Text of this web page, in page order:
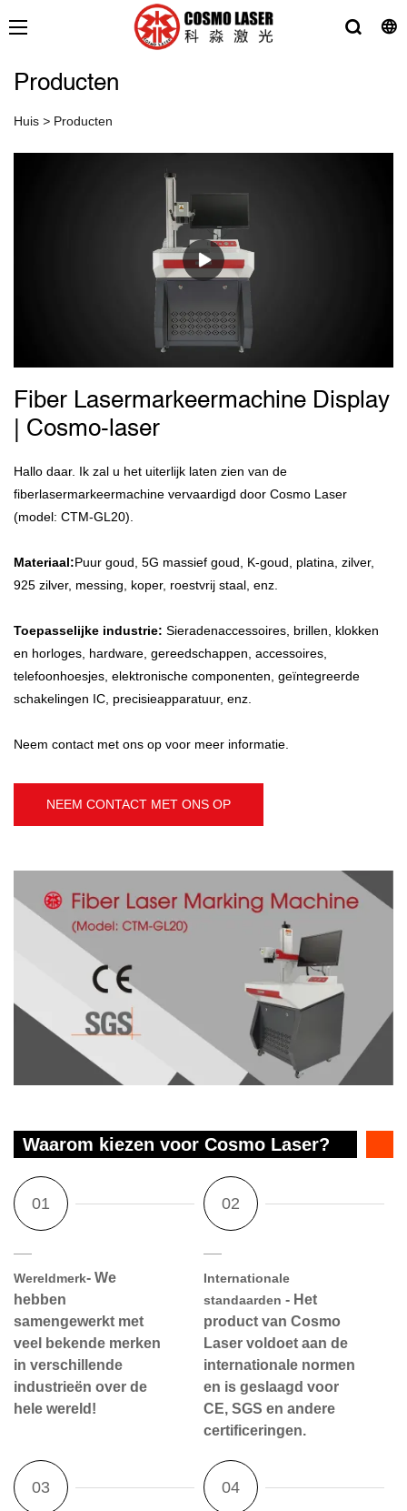
Producten
Huis > Producten
Fiber Lasermarkeermachine Display
| Cosmo-laser
Hallo daar. Ik zal u het uiterlijk laten zien van de
fiberlasermarkeermachine vervaardigd door Cosmo Laser
(model: CTM-GL20).
Materiaal:Puur goud, 5G massief goud, K-goud, platina, zilver,
925 zilver, messing, koper, roestvrij staal, enz.
Toepasselijke industrie: Sieradenaccessoires, brillen, klokken
en horloges, hardware, gereedschappen, accessoires,
telefoonhoesjes, elektronische componenten, geïntegreerde
schakelingen IC, precisieapparatuur, enz.
Neem contact met ons op voor meer informatie.
NEEM CONTACT MET ONS OP
Waarom kiezen voor Cosmo Laser?
Wereldmerk- We
hebben
samengewerkt met
veel bekende merken
in verschillende
industrieën over de
hele wereld!
Internationale
standaarden - Het
product van Cosmo
Laser voldoet aan de
internationale normen
en is geslaagd voor
CE, SGS en andere
certificeringen.